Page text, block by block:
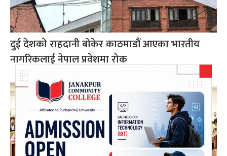
दुई देशको राहदानी बोकेर काठमाडौं आएका भारतीय
नागरिकलाई नेपाल प्रवेशमा रोक